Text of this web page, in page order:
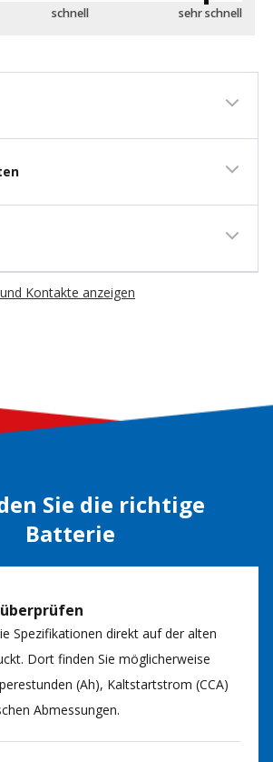
schnell sehr schnell
Kontakte anzeigen
Sie die richtige
Batterie
Spezifikationen direkt auf der alten
Dort finden Sie möglicherweise
(Ah), Kaltstartstrom (CCA)
Abmessungen.